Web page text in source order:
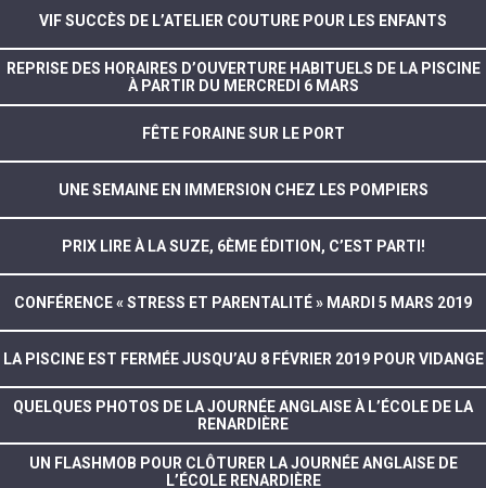
VIF SUCCÈS DE L’ATELIER COUTURE POUR LES ENFANTS
REPRISE DES HORAIRES D’OUVERTURE HABITUELS DE LA PISCINE
À PARTIR DU MERCREDI 6 MARS
FÊTE FORAINE SUR LE PORT
UNE SEMAINE EN IMMERSION CHEZ LES POMPIERS
PRIX LIRE À LA SUZE, 6ÈME ÉDITION, C’EST PARTI!
CONFÉRENCE « STRESS ET PARENTALITÉ » MARDI 5 MARS 2019
LA PISCINE EST FERMÉE JUSQU’AU 8 FÉVRIER 2019 POUR VIDANGE
QUELQUES PHOTOS DE LA JOURNÉE ANGLAISE À L’ÉCOLE DE LA
RENARDIÈRE
UN FLASHMOB POUR CLÔTURER LA JOURNÉE ANGLAISE DE
L’ÉCOLE RENARDIÈRE